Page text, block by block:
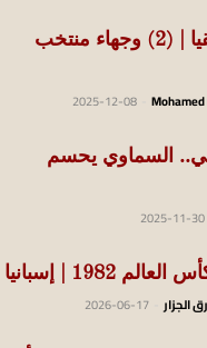
سلسلة وجهاء أفريقيا | (2) وجهاء منتخب
2025-12-08
السماوي يحسم
2025-11-30
| إسبانيا
الجزار 2026-06-17